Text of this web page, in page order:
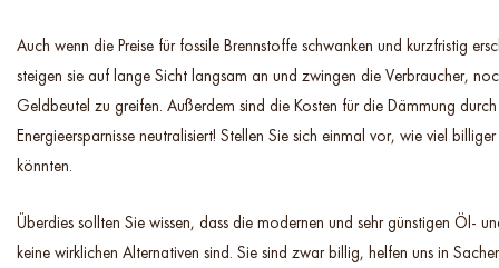
Auch wenn die Preise für fossile Brennstoffe schwanken und kurzfristig
steigen sie auf lange Sicht langsam an und zwingen die Verbraucher,
Geldbeutel zu greifen. Außerdem sind die Kosten für die Dämmung
Energieersparnisse neutralisiert! Stellen Sie sich einmal vor, wie viel
könnten.
Überdies sollten Sie wissen, dass die modernen und sehr günstigen Öl-
keine wirklichen Alternativen sind. Sie sind zwar billig, helfen uns in